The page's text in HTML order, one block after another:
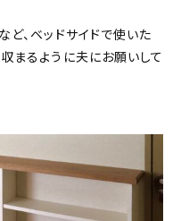
、ベッドサイドで使いた
まるように夫にお願いして